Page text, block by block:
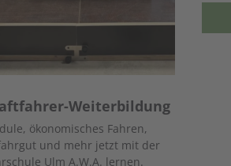
Weiterbildung
ökonomisches Fahren,
und mehr jetzt mit der
Ulm A.W.A. lernen.